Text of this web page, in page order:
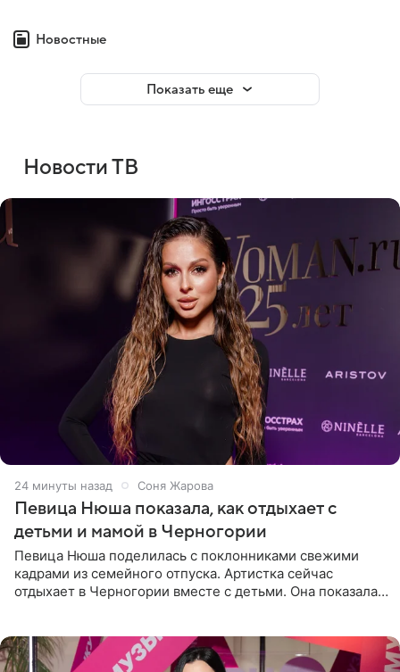
Новостные
Показать еще
Новости ТВ
24 минуты назад Соня Жарова
Певица Нюша показала, как отдыхает с
детьми и мамой в Черногории
Певица Нюша поделилась с поклонниками свежими
кадрами из семейного отпуска. Артистка сейчас
отдыхает в Черногории вместе с детьми. Она показала,